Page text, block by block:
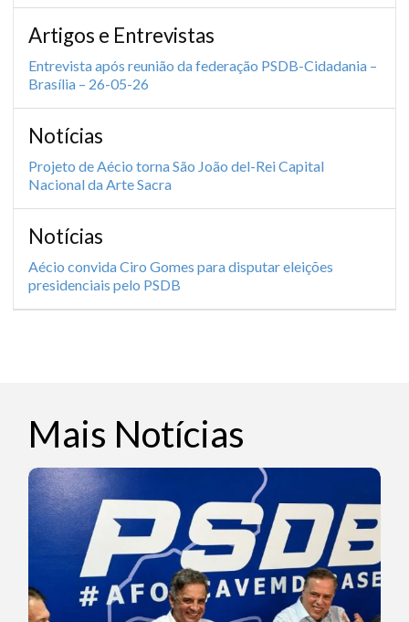
Artigos e Entrevistas
Entrevista após reunião da federação PSDB-Cidadania –
Brasília – 26-05-26
Notícias
Projeto de Aécio torna São João del-Rei Capital
Nacional da Arte Sacra
Notícias
Aécio convida Ciro Gomes para disputar eleições
presidenciais pelo PSDB
Mais Notícias